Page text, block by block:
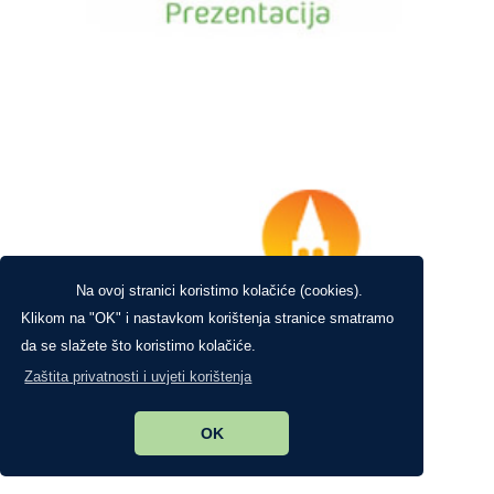
Na ovoj stranici koristimo kolačiće (cookies).
Klikom na "OK" i nastavkom korištenja stranice smatramo
da se slažete što koristimo kolačiće.
Zaštita privatnosti i uvjeti korištenja
OK